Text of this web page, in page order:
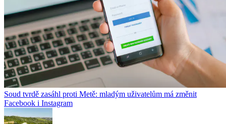
Soud tvrdě zasáhl proti Metě: mladým uživatelům má změnit
Facebook i Instagram